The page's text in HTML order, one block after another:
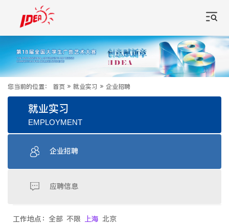
您当前的位置： 首页 » 就业实习 » 企业招聘
就业实习
EMPLOYMENT
企业招聘
应聘信息
工作地点： 全部 不限 上海 北京